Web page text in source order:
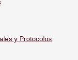
y Protocolos